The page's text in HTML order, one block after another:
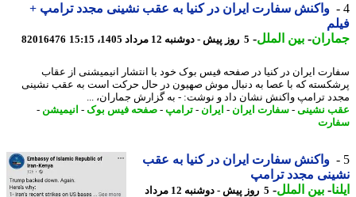
واکنش سفارت ایران در کنیا به عقب نشینی مجدد ترامپ +
- بین الملل-5 روز پیش - دوشنبه 12 مرداد 1405، 15:15 82016476
ایران در کنیا در صفحه فیس بوک خود با انتشار انیمیشنی از عقاب
که با عصا به دنبال موش صهیون در حال حرکت است به عقب نشینی
ترامپ واکنش نشان داد و نوشت: - به گزارش جماران، ...
نشینی-سفارت ایران - ایران - ترامپ -صفحه فیس بوک -انیمیشن-
واکنش سفارت ایران در کنیا به عقب
مجدد ترامپ
-بین الملل-
5 روز پیش - دوشنبه 12 مرداد